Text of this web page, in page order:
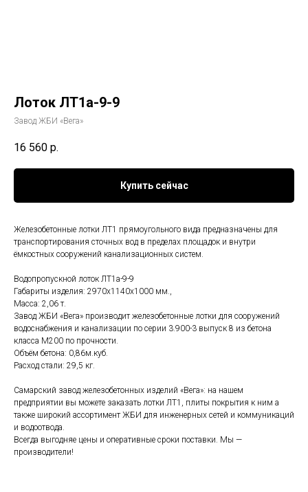
Лоток ЛТ1а-9-9
Завод ЖБИ «Вега»
16 560 р.
Купить сейчас
Железобетонные лотки ЛТ1 прямоугольного вида предназначены для
транспортирования сточных вод в пределах площадок и внутри
ёмкостных сооружений канализационных систем.
Водопропускной лоток ЛТ1а-9-9
Габариты изделия: 2970x1140x1000 мм.,
Масса: 2,06 т.
Завод ЖБИ «Вега» производит железобетонные лотки для сооружений
водоснабжения и канализации по серии 3.900-3 выпуск 8 из бетона
класса М200 по прочности.
Объём бетона: 0,86м.куб.
Расход стали: 29,5 кг.
Самарский завод железобетонных изделий «Вега»: на нашем
предприятии вы можете заказать лотки ЛТ1, плиты покрытия к ним а
также широкий ассортимент ЖБИ для инженерных сетей и коммуникаций
и водоотвода.
Всегда выгодняе цены и оперативные сроки поставки. Мы —
производители!